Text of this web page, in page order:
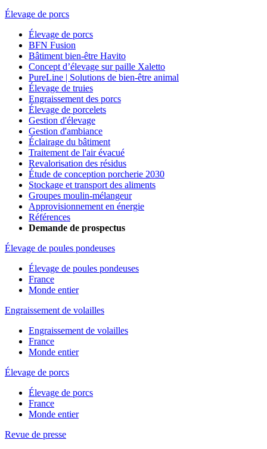
Élevage de porcs
Élevage de porcs
BFN Fusion
Bâtiment bien-être Havito
Concept d’élevage sur paille Xaletto
PureLine | Solutions de bien-être animal
Élevage de truies
Engraissement des porcs
Élevage de porcelets
Gestion d'élevage
Gestion d'ambiance
Éclairage du bâtiment
Traitement de l'air évacué
Revalorisation des résidus
Étude de conception porcherie 2030
Stockage et transport des aliments
Groupes moulin-mélangeur
Approvisionnement en énergie
Références
Demande de prospectus
Élevage de poules pondeuses
Élevage de poules pondeuses
France
Monde entier
Engraissement de volailles
Engraissement de volailles
France
Monde entier
Élevage de porcs
Élevage de porcs
France
Monde entier
Revue de presse